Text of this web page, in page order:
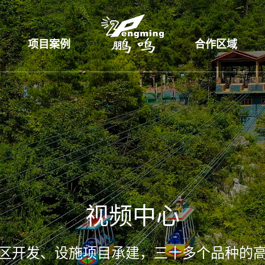
项目案例 合作区域
视频中心
开发、设施项目承建，三十多个品种的